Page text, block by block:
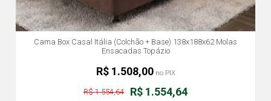
Cama Box Casal Itália (Colchão + Base) 138x188x62 Molas
Ensacadas Topázio
R$ 1.554,64
R$ 1.554,64
R$ 1.508,00no PIX